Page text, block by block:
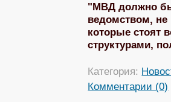
"МВД должно
ведомством,
которые стоят
структурами,
Категория:
Комментарии (0)